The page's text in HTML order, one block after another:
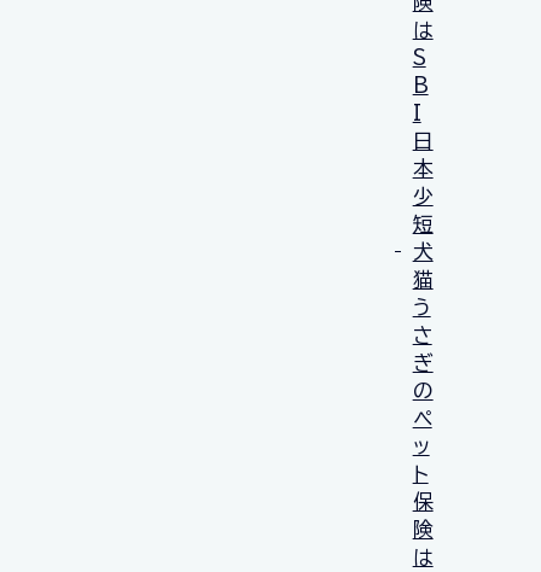
は
S
B
I
日
本
少
短
犬
猫
う
さ
ぎ
の
ペ
ッ
ト
保
険
は